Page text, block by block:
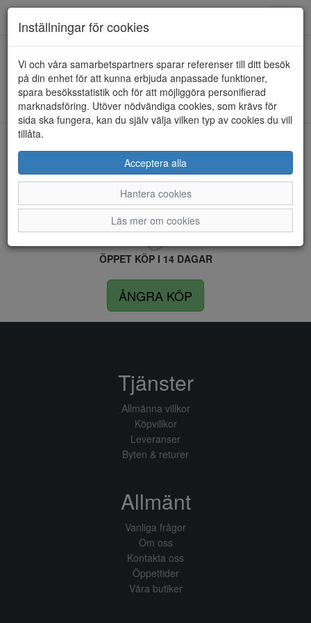
HEM ULRIKA DESIGN
Kunde inte hitta några artiklar...
LEVERANS INOM 4 DAGAR INOM SVERIGE
FRI FRAKT VID KÖP ÖVER 1.500 KR
ÖPPET KÖP I 14 DAGAR
ÅNGRA KÖP
Inställningar för cookies
Vi och våra samarbetspartners sparar referenser till ditt besök
på din enhet för att kunna erbjuda anpassade funktioner,
spara besöksstatistik och för att möjliggöra personifierad
marknadsföring. Utöver nödvändiga cookies, som krävs för
sida ska fungera, kan du själv välja vilken typ av cookies du vill
tillåta.
Acceptera alla
Hantera cookies
Läs mer om cookies
Tjänster
Allmänna villkor
Köpvillkor
Leveranser
Byten & returer
Allmänt
Vanliga frågor
Om oss
Kontakta oss
Öppettider
Våra butiker